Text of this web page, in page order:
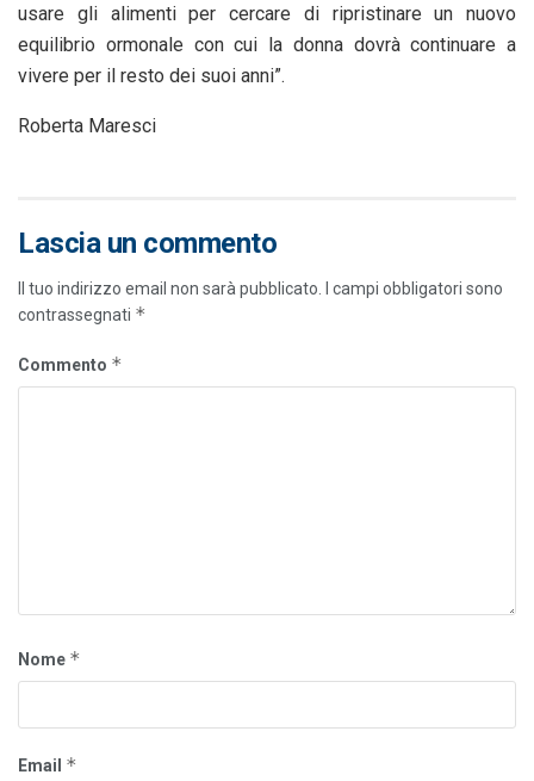
usare gli alimenti per cercare di ripristinare un nuovo
equilibrio ormonale con cui la donna dovrà continuare a
vivere per il resto dei suoi anni”.
Roberta Maresci
Lascia un commento
Il tuo indirizzo email non sarà pubblicato.
I campi obbligatori sono
contrassegnati *
Commento *
Nome *
Email *